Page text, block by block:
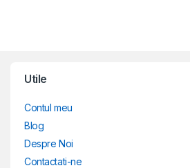
Utile
Contul meu
Blog
Despre Noi
Contactati-ne